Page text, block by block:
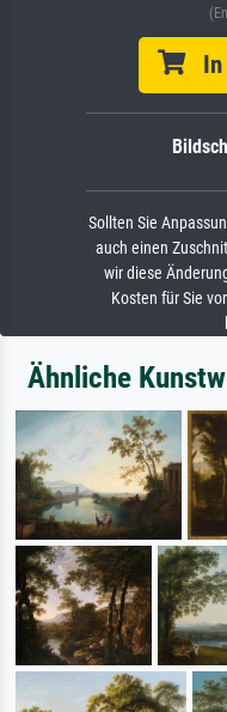
In
Sollten Sie
auch einen
wir diese
Kosten für Sie
Ähnliche